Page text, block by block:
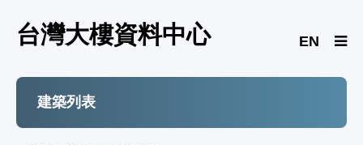
台灣大樓資料中心 EN
建築列表